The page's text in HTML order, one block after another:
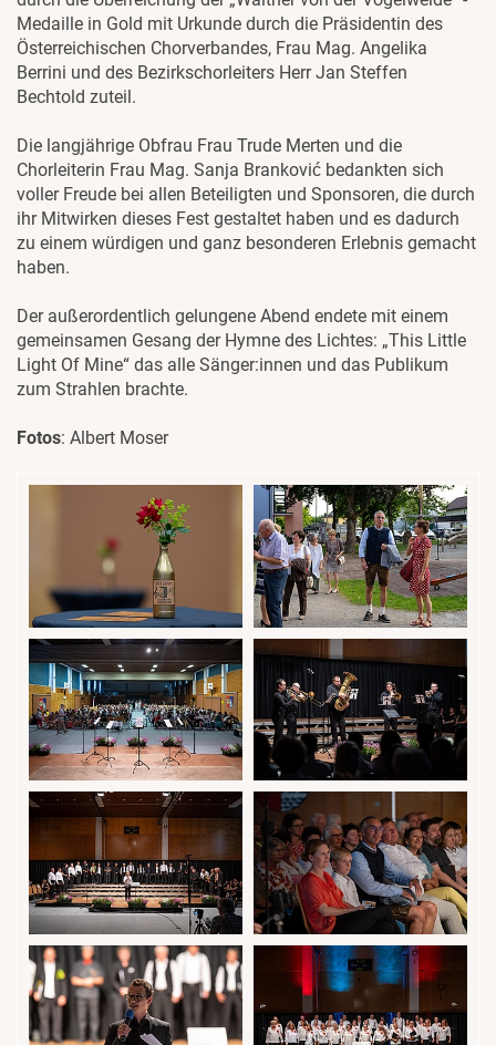
Medaille in Gold mit Urkunde durch die Präsidentin des
Österreichischen Chorverbandes, Frau Mag. Angelika
Berrini und des Bezirkschorleiters Herr Jan Steffen
Bechtold zuteil.
Die langjährige Obfrau Frau Trude Merten und die
Chorleiterin Frau Mag. Sanja Branković bedankten sich
voller Freude bei allen Beteiligten und Sponsoren, die durch
ihr Mitwirken dieses Fest gestaltet haben und es dadurch
zu einem würdigen und ganz besonderen Erlebnis gemacht
haben.
Der außerordentlich gelungene Abend endete mit einem
gemeinsamen Gesang der Hymne des Lichtes: „This Little
Light Of Mine“ das alle Sänger:innen und das Publikum
zum Strahlen brachte.
Fotos: Albert Moser